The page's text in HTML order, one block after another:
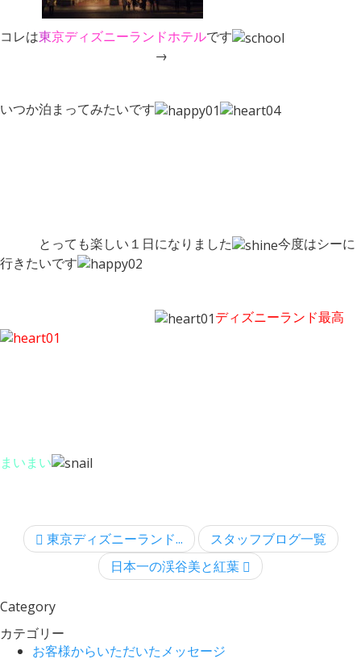
コレは東京ディズニーランドホテルです
→
いつか泊まってみたいです
とっても楽しい１日になりました
今度はシーに
行きたいです
ディズニーランド最高
まいまい
東京ディズニーランド...
スタッフブログ一覧
日本一の渓谷美と紅葉
Category
カテゴリー
お客様からいただいたメッセージ